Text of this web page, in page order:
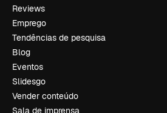
Reviews
Emprego
Tendências de pesquisa
Blog
Eventos
Slidesgo
Vender conteúdo
Sala de imprensa